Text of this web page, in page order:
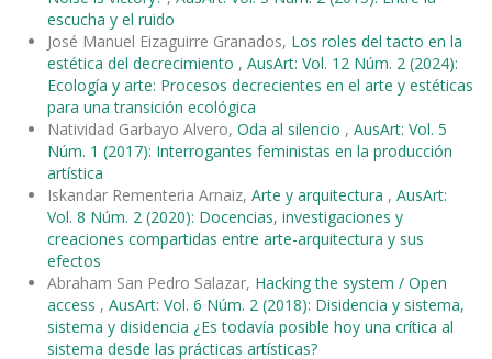
escucha y el ruido
José Manuel Eizaguirre Granados, Los roles del tacto en la
estética del decrecimiento , AusArt: Vol. 12 Núm. 2 (2024):
Ecología y arte: Procesos decrecientes en el arte y estéticas
para una transición ecológica
Natividad Garbayo Alvero, Oda al silencio , AusArt: Vol. 5
Núm. 1 (2017): Interrogantes feministas en la producción
artística
Iskandar Rementeria Arnaiz, Arte y arquitectura , AusArt:
Vol. 8 Núm. 2 (2020): Docencias, investigaciones y
creaciones compartidas entre arte-arquitectura y sus
efectos
Abraham San Pedro Salazar, Hacking the system / Open
access , AusArt: Vol. 6 Núm. 2 (2018): Disidencia y sistema,
sistema y disidencia ¿Es todavía posible hoy una crítica al
sistema desde las prácticas artísticas?